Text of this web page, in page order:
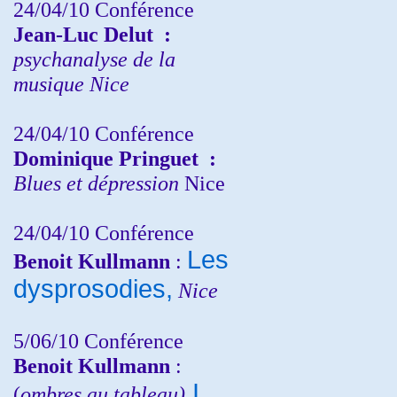
24/04/10 Conférence
Jean-Luc Delut :
psychanalyse de la
musique Nice
24/04/10 Conférence
Dominique Pringuet :
Blues et dépression Nice
24/04/10 Conférence
Benoit Kullmann : Les
dysprosodies, Nice
5/06/10 Conférence
Benoit Kullmann :